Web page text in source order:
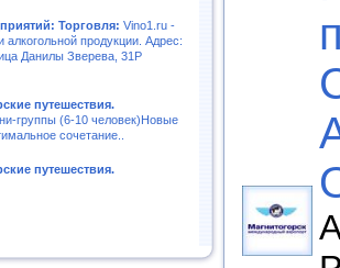
Торговля: Vino1.ru -
алкогольной продукции. Адрес:
Данилы Зверева, 31Р
путешествия.
группы (6-10 человек)Новые
сочетание..
путешествия.